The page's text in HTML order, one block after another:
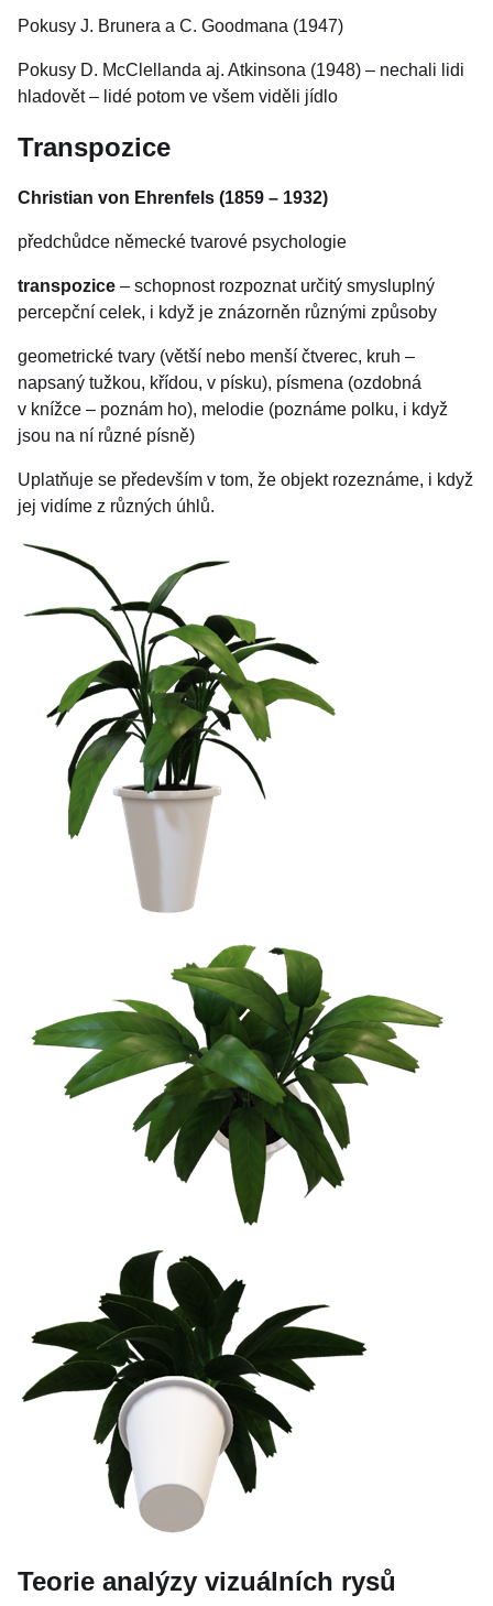
Pokusy J. Brunera a C. Goodmana (1947)
Pokusy D. McClellanda aj. Atkinsona (1948) – nechali lidi
hladovět – lidé potom ve všem viděli jídlo
Transpozice
Christian von Ehrenfels (1859 – 1932)
předchůdce německé tvarové psychologie
transpozice – schopnost rozpoznat určitý smysluplný
percepční celek, i když je znázorněn různými způsoby
geometrické tvary (větší nebo menší čtverec, kruh –
napsaný tužkou, křídou, v písku), písmena (ozdobná
v knížce – poznám ho), melodie (poznáme polku, i když
jsou na ní různé písně)
Uplatňuje se především v tom, že objekt rozeznáme, i když
jej vidíme z různých úhlů.
Teorie analýzy vizuálních rysů